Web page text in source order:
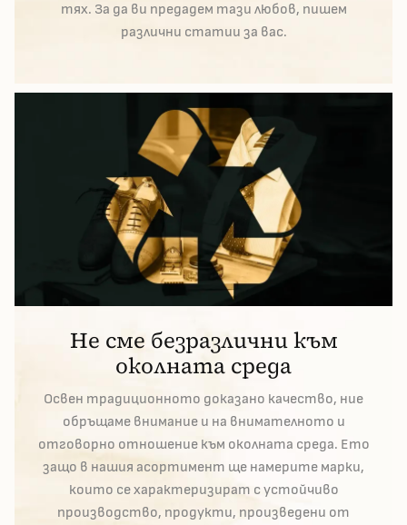
тях. За да ви предадем тази любов, пишем
различни статии за вас.
Не сме безразлични към
околната среда
Освен традиционното доказано качество, ние
обръщаме внимание и на внимателното и
отговорно отношение към околната среда. Ето
защо в нашия асортимент ще намерите марки,
които се характеризират с устойчиво
производство, продукти, произведени от